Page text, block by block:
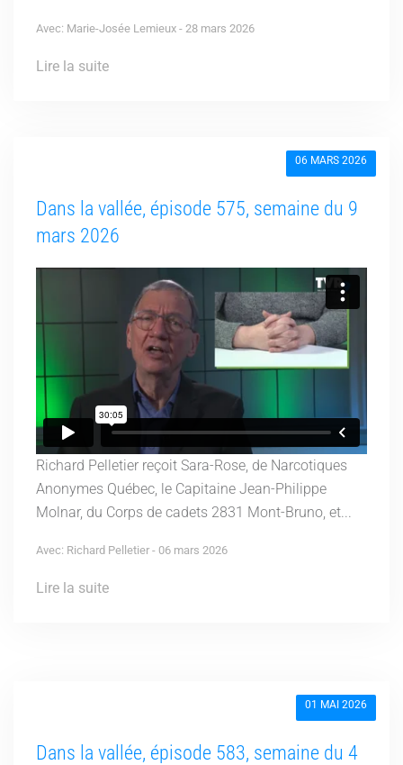
Avec: Marie-Josée Lemieux - 28 mars 2026
Lire la suite
06 MARS 2026
Dans la vallée, épisode 575, semaine du 9
mars 2026
Richard Pelletier reçoit Sara-Rose, de Narcotiques
Anonymes Québec, le Capitaine Jean-Philippe
Molnar, du Corps de cadets 2831 Mont-Bruno, et...
Avec: Richard Pelletier - 06 mars 2026
Lire la suite
01 MAI 2026
Dans la vallée, épisode 583, semaine du 4